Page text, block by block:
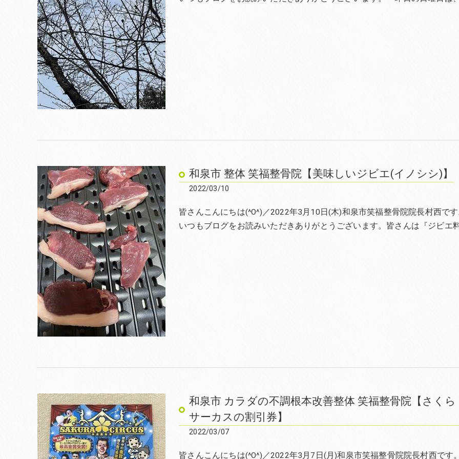
和泉市 整体 笑福整骨院【美味しいジビエ(イノシシ)】
2022/03/10
皆さんこんにちは(^O^)／2022年3月10日(木)和泉市笑福整骨院院長村西で
いつもブログをお読みいただきありがとうございます。皆さんは『ジビエ
和泉市 カラダの不調根本改善整体 笑福整骨院【さくら
サーカスの割引券】
2022/03/07
皆さんこんにちは(^O^)／2022年3月7日(月)和泉市笑福整骨院院長村西です